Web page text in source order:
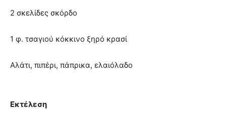
2 σκελίδες σκόρδο
1 φ. τσαγιού κόκκινο ξηρό κρασί
Αλάτι, πιπέρι, πάπρικα, ελαιόλαδο
Εκτέλεση